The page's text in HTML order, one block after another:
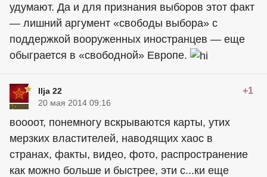
удумают. Да и для признания выборов этот факт
— лишний аргумент «свободы выбора» с
поддержкой вооруженных иностранцев — еще
обыграется в «свободной» Европе.
Ilja 22 +1
20 мая 2014 09:16
воооот, понемногу вскрываются карты, утих
мерзких властителей, наводящих хаос в
странах, факты, видео, фото, распространение
как можно больше и быстрее, эти с...ки еще